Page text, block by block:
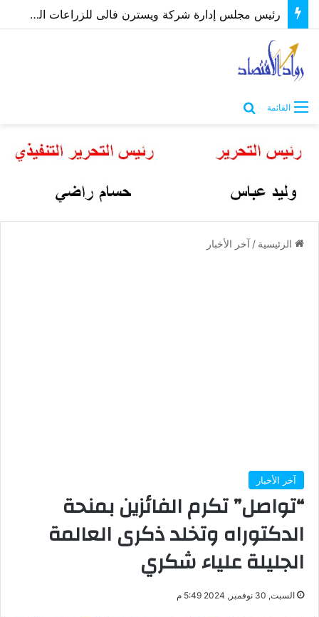
رئيس مجلس إدارة شركة ويسترن فالى للزراعات الحديثة يكشف أهمية اقتصاد الزراعات الحيوية
القائمة
الرئيسية / آخر الأخبار
آخر الأخبار
“تواصل” تكرم الفائزين بمنحة
الدكتوراه وتخلد ذكرى العالمة
الجليلة علياء شكري
السبت, 30 نوفمبر, 2024 5:49 م